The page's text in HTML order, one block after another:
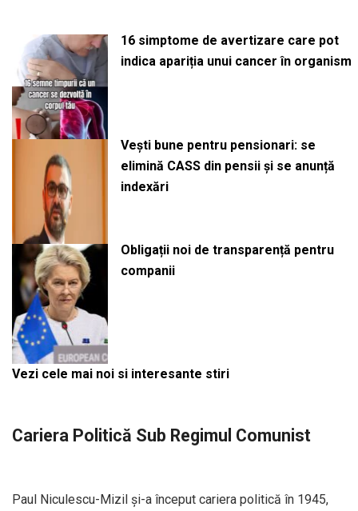
16 simptome de avertizare care pot
indica apariția unui cancer în organism
Vești bune pentru pensionari: se
elimină CASS din pensii și se anunță
indexări
Obligații noi de transparență pentru
companii
Vezi cele mai noi si interesante stiri
Cariera Politică Sub Regimul Comunist
Paul Niculescu-Mizil și-a început cariera politică în 1945,